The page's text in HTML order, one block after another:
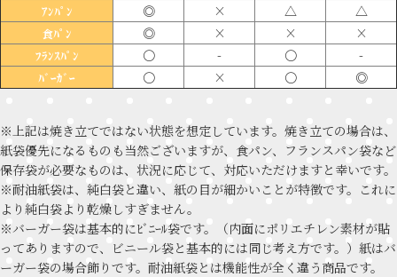
ｱﾝﾊﾟﾝ ◎ × △ △
食ﾊﾟﾝ ◎ × × ×
ﾌﾗﾝｽﾊﾟﾝ 〇 - 〇 -
ﾊﾞｰｶﾞｰ 〇 × 〇 ◎
※上記は焼き立てではない状態を想定しています。焼き立ての場合は、
紙袋優先になるものも当然ございますが、食パン、フランスパン袋など
保存袋が必要なものは、状況に応じて、対応いただけますと幸いです。
※耐油紙袋は、純白袋と違い、紙の目が細かいことが特徴です。これに
より純白袋より乾燥しすぎません。
※バーガー袋は基本的にﾋﾞﾆｰﾙ袋です。（内面にポリエチレン素材が貼
ってありますので、ビニール袋と基本的には同じ考え方です。）紙はバ
ーガー袋の場合飾りです。耐油紙袋とは機能性が全く違う商品です。